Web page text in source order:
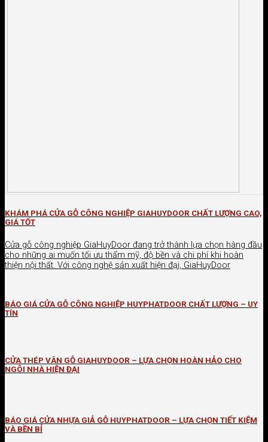
KHÁM PHÁ CỬA GỖ CÔNG NGHIỆP GIAHUYDOOR CHẤT LƯỢNG CAO,
GIÁ TỐT
Cửa gỗ công nghiệp GiaHuyDoor đang trở thành lựa chọn hàng đầu
cho những ai muốn tối ưu thẩm mỹ, độ bền và chi phí khi hoàn
thiện nội thất. Với công nghệ sản xuất hiện đại, GiaHuyDoor
BÁO GIÁ CỬA GỖ CÔNG NGHIỆP HUYPHATDOOR CHẤT LƯỢNG – UY
TÍN
CỬA THÉP VÂN GỖ GIAHUYDOOR – LỰA CHỌN HOÀN HẢO CHO
NGÔI NHÀ HIỆN ĐẠI
BÁO GIÁ CỬA NHỰA GIẢ GỖ HUYPHATDOOR – LỰA CHỌN TIẾT KIỆM
VÀ BỀN BỈ